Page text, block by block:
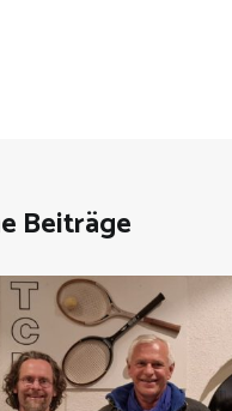
Beiträge